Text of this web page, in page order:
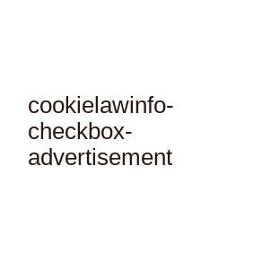
cookielawinfo-
checkbox-
advertisement